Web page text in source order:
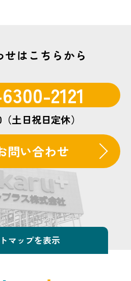
せはこちらから
2121
土日祝日定休）
問い合わせ
マップを表示